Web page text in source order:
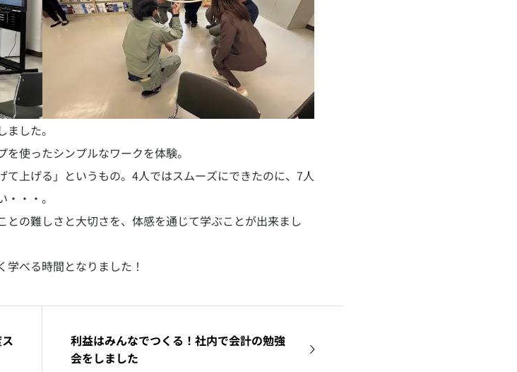
した。
使ったシンプルなワークを体験。
上げる」というもの。4人ではスムーズにできたのに、7人
・・。
の難しさと大切さを、体感を通じて学ぶことが出来まし
べる時間となりました！
利益はみんなでつくる！社内で会計の勉強
会をしました